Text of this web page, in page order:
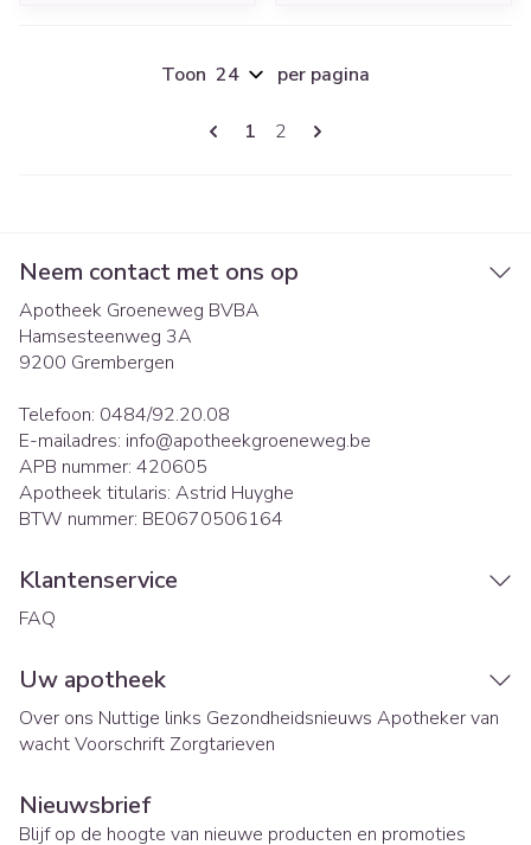
Pagina's
U lees momenteel pagina
1 Pagina
2
Toon per pagina
Neem contact met ons op
Apotheek Groeneweg BVBA
Hamsesteenweg 3A
9200 Grembergen
Telefoon: 0484/92.20.08
E-mailadres: info@apotheekgroeneweg.be
APB nummer: 420605
Apotheek titularis: Astrid Huyghe
BTW nummer: BE0670506164
Klantenservice
FAQ
Uw apotheek
Over ons Nuttige links Gezondheidsnieuws Apotheker van
wachtVoorschrift Zorgtarieven
Nieuwsbrief
Blijf op de hoogte van nieuwe producten en promoties